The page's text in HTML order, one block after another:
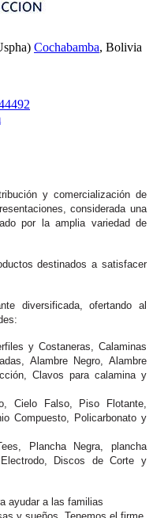
Cochabamba, Bolivia
y comercialización de
considerada una
por la amplia variedad de
destinados a satisfacer
diversificada, ofertando al
y Costaneras, Calaminas
Alambre Negro, Alambre
Clavos para calamina y
Cielo Falso, Piso Flotante,
Compuesto, Policarbonato y
Plancha Negra, plancha
Discos de Corte y
ayudar a las familias